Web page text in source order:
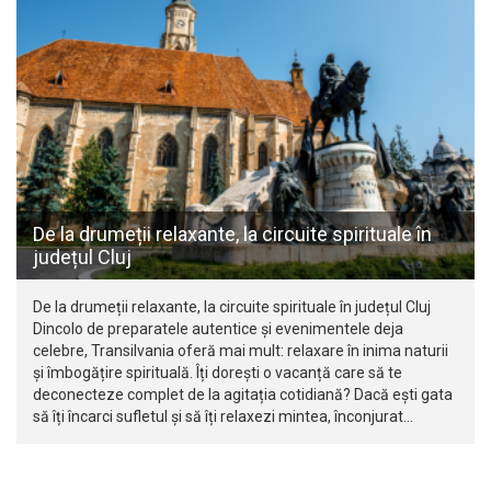
De la drumeții relaxante, la circuite spirituale în
județul Cluj
De la drumeții relaxante, la circuite spirituale în județul Cluj
Dincolo de preparatele autentice și evenimentele deja
celebre, Transilvania oferă mai mult: relaxare în inima naturii
și îmbogățire spirituală. Îți dorești o vacanță care să te
deconecteze complet de la agitația cotidiană? Dacă ești gata
să îți încarci sufletul și să îți relaxezi mintea, înconjurat…